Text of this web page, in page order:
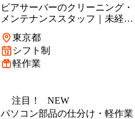
ビアサーバーのクリーニング・
メンテナンススタッフ｜未経験
東京都
シフト制
軽作業
注目！
NEW
パソコン部品の仕分け・軽作業